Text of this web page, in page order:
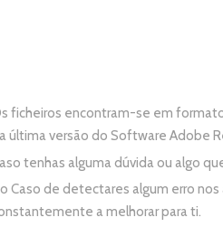
ficheiros encontram-se em
última versão do Software Adobe
tenhas alguma dúvida ou algo
Caso de detectares algum erro
a melhorar para ti.